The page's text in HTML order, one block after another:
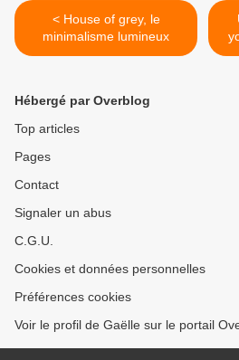
< House of grey, le
minimalisme lumineux
Hébergé par Overblog
Top articles
Pages
Contact
Signaler un abus
C.G.U.
Cookies et données personnelles
Préférences cookies
Voir le profil de Gaëlle sur le portail